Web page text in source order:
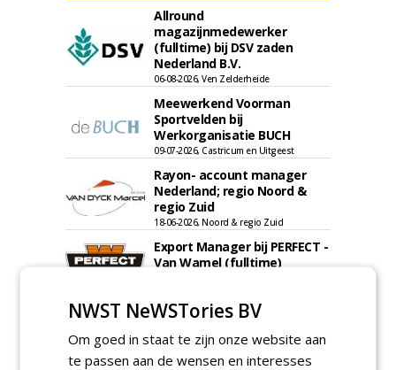
Allround
magazijnmedewerker
(fulltime) bij DSV zaden
Nederland B.V.
06-08-2026, Ven Zelderheide
Meewerkend Voorman
Sportvelden bij
Werkorganisatie BUCH
09-07-2026, Castricum en Uitgeest
Rayon- account manager
Nederland; regio Noord &
regio Zuid
18-06-2026, Noord & regio Zuid
Export Manager bij PERFECT -
Van Wamel (fulltime)
Proefveldmedewerker/
landbouwmachines bij DSV
zaden Nederland B.V.
NWST NeWSTories BV
Om goed in staat te zijn onze website aan
te passen aan de wensen en interesses